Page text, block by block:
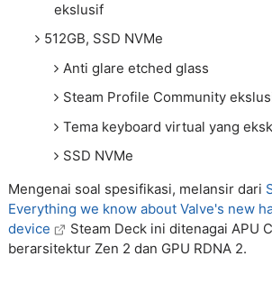
ekslusif
512GB, SSD NVMe
Anti glare etched glass
Steam Profile Community
Tema keyboard virtual yang
SSD NVMe
Mengenai soal spesifikasi, melansir dari
Everything we know about Valve's new
device
Steam Deck ini ditenagai APU
berarsitektur Zen 2 dan GPU RDNA 2.